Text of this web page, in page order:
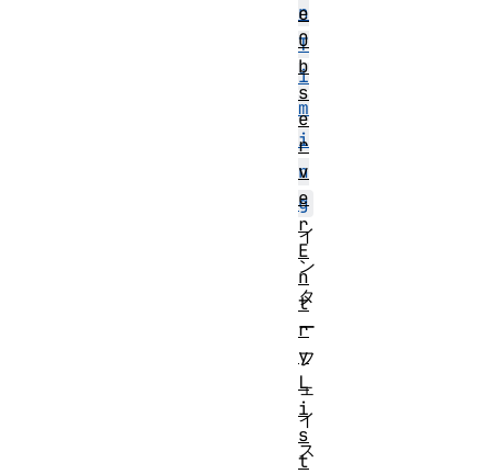
n
T
i
m
i
n
g
イ
ン
タ
ー
フ
ェ
イ
ス
e
O
b
s
e
r
v
e
r
E
n
t
r
y
L
i
s
t